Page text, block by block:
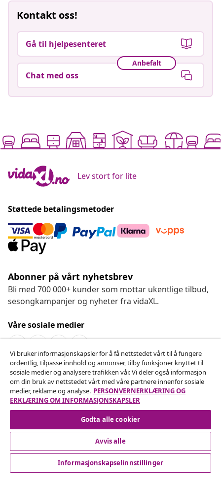
Kontakt oss!
Gå til hjelpesenteret
Anbefalt
Chat med oss
Lev stort for lite
Støttede betalingsmetoder
Abonner på vårt nyhetsbrev
Bli med 700 000+ kunder som mottar ukentlige tilbud,
sesongkampanjer og nyheter fra vidaXL.
Våre sosiale medier
Angre på kontrakten
Send inn en angrerett for bestillingen din.
Angre på kontrakten
Kundeservice
Vi bruker informasjonskapsler for å få nettstedet vårt til å fungere
ordentlig, tilpasse innhold og annonser, tilby funksjoner knyttet til
sosiale medier og analysere trafikken vår. Vi deler også informasjon
om din bruk av nettstedet vårt med våre partnere innenfor sosiale
medier, reklame og analyse. PERSONVERNERKLÆRING OG
ERKLÆRING OM INFORMASJONSKAPSLER
Godta alle cookier
Avvis alle
Informasjonskapselinnstillinger